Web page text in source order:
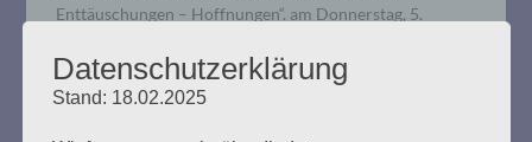
Enttäuschungen – Hoffnungen“. am Donnerstag, 5.
Sozialökonomie [frühere HWP], Universität Hamburg,
von-Melle-Park 9 [Campus], 20146 Hamburg. Mit
Sozialökonomie, gefördert durch die Kulturbehörde
Datenschutzerklärung
Stand: 18.02.2025